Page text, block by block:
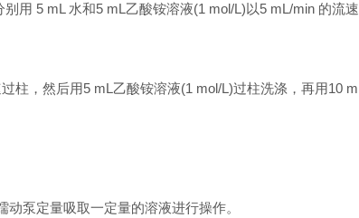
5 mL 水和5 mL乙酸铵溶液(1 mol/L)以5 mL/min 的流
，然后用5 mL乙酸铵溶液(1 mol/L)过柱洗涤，再用10
泵定量吸取一定量的溶液进行操作。